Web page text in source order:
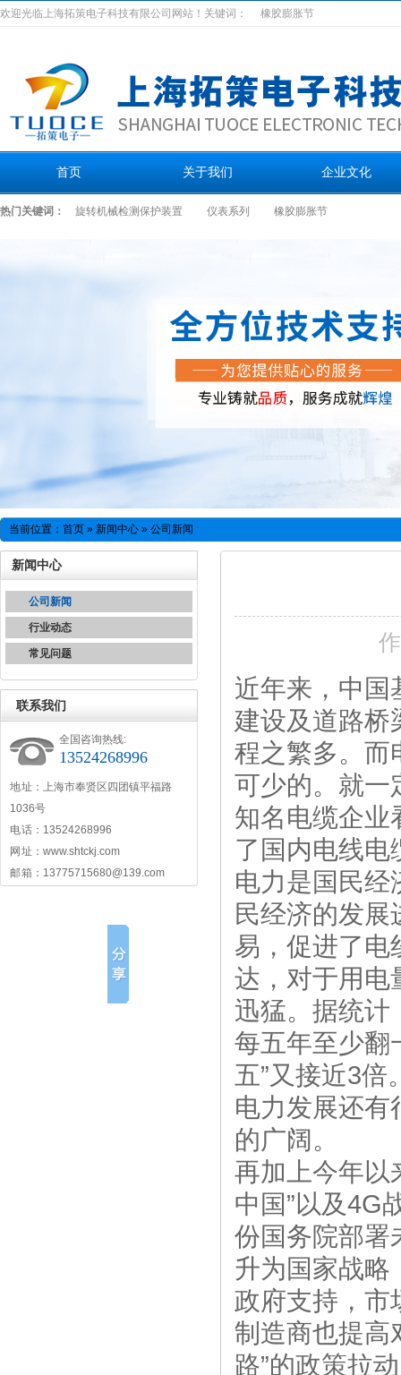
欢迎光临上海拓策电子科技有限公司网站！关键词： 橡胶膨胀节
首页 关于我们 企业文化
热门关键词： 旋转机械检测保护装置 仪表系列 橡胶膨胀节
当前位置： 首页 » 新闻中心 » 公司新闻
新闻中心
公司新闻
行业动态
常见问题
联系我们
全国咨询热线:
13524268996
地 址：上海市奉贤区四团镇平福路
1036号
电 话：13524268996
网 址：www.shtckj.com
邮 箱：13775715680@139.com
近年来，中国
建设及道路桥
程之繁多。而
可少的。就一
知名电缆企业
了国内电线电
电力是国民经
民经济的发
易，促进了电
达，对于用电
迅猛。据统计
每五年至少翻
五”又接近3
电力发展还有
的广阔。
再加上今年以
中国”以及4G
份国务院部署
升为国家战略
政府支持，市
制造商也提高
路”的政策拉